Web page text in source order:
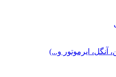
آنگل، ایرموتور و...)